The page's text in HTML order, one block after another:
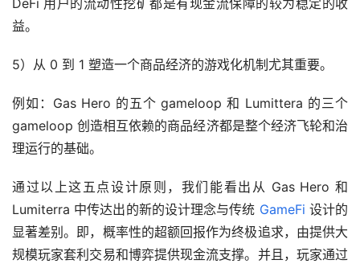
DeFi 用户的流动性挖矿都是有现金流保障的较为稳定的收
益。
5）从 0 到 1 塑造一个商品经济的游戏化机制尤其重要。
例如：Gas Hero 的五个 gameloop 和 Lumittera 的三个
gameloop 创造相互依赖的商品经济都是整个经济飞轮和治
理运行的基础。
通过以上这五点设计原则，我们能看出从 Gas Hero 和
Lumiterra 中传达出的新的设计理念与传统 GameFi 设计的
显著差别。即，概率性的超额回报作为终极追求，由提供大
规模玩家套利交易和博弈提供现金流支撑。并且，玩家通过